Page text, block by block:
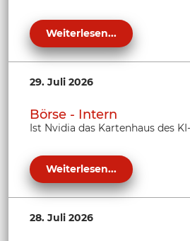
Weiterlesen...
29. Juli 2026
Börse - Intern
Ist Nvidia das Kartenhaus des
Weiterlesen...
28. Juli 2026